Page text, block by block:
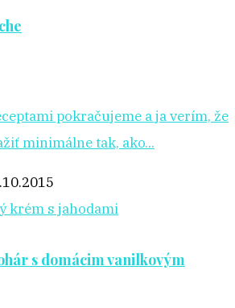
pokračujeme a ja verím, že
minimálne tak, ako...
s domácim vanilkovým